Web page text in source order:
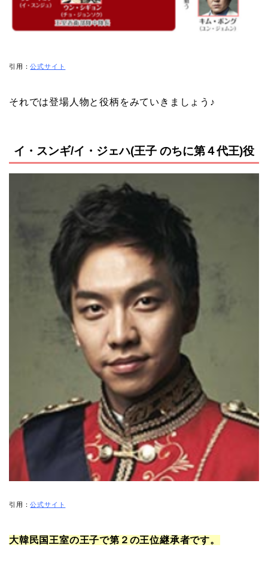
引用：公式サイト
それでは登場人物と役柄をみていきましょう♪
イ・スンギ/イ・ジェハ(王子 のちに第４代王)役
引用：公式サイト
大韓民国王室の王子で第２の王位継承者です。